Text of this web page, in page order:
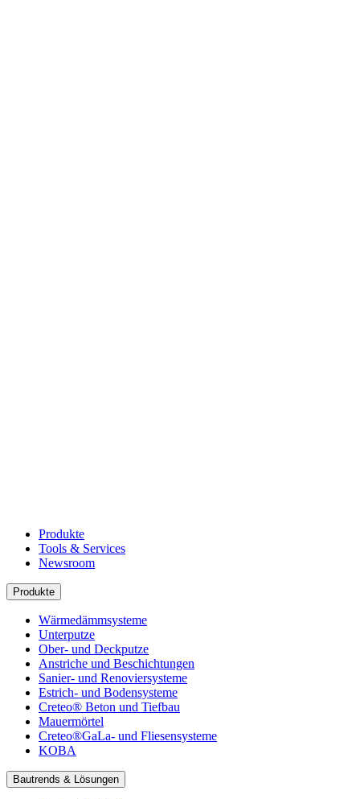
Produkte
Tools & Services
Newsroom
Produkte
Wärmedämmsysteme
Unterputze
Ober- und Deckputze
Anstriche und Beschichtungen
Sanier- und Renoviersysteme
Estrich- und Bodensysteme
Creteo® Beton und Tiefbau
Mauermörtel
Creteo®GaLa- und Fliesensysteme
KOBA
Bautrends & Lösungen